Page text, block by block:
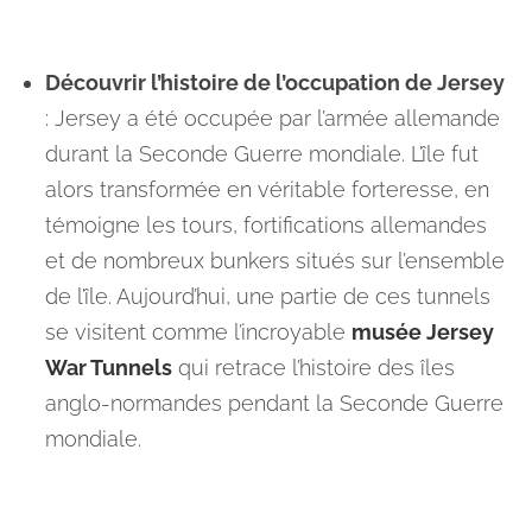
Découvrir l’histoire de l’occupation de Jersey
: Jersey a été occupée par l’armée allemande
durant la Seconde Guerre mondiale. L’île fut
alors transformée en véritable forteresse, en
témoigne les tours, fortifications allemandes
et de nombreux bunkers situés sur l’ensemble
de l’île. Aujourd’hui, une partie de ces tunnels
se visitent comme l’incroyable musée Jersey
War Tunnels qui retrace l’histoire des îles
anglo-normandes pendant la Seconde Guerre
mondiale.